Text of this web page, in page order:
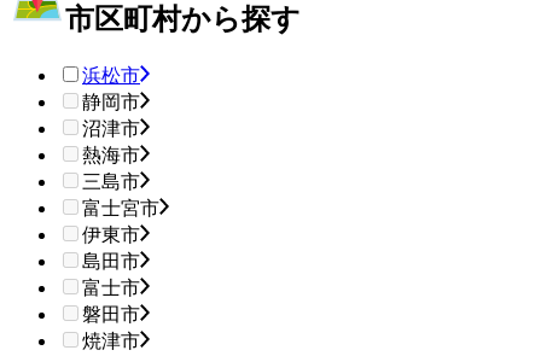
市区町村から探す
浜松市
静岡市
沼津市
熱海市
三島市
富士宮市
伊東市
島田市
富士市
磐田市
焼津市